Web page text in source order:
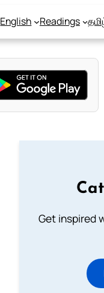
English Readings
Get inspired